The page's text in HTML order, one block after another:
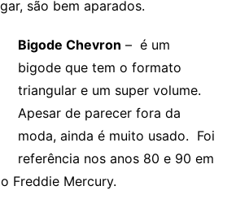
são bem aparados.
Bigode Chevron – é um
bigode que tem o formato
triangular e um super volume.
Apesar de parecer fora da
moda, ainda é muito usado. Foi
referência nos anos 80 e 90 em
Freddie Mercury.